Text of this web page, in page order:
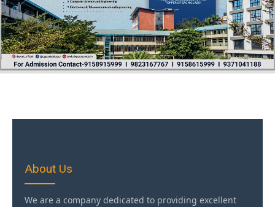
About Us
We are a company dedicated to providing excellent